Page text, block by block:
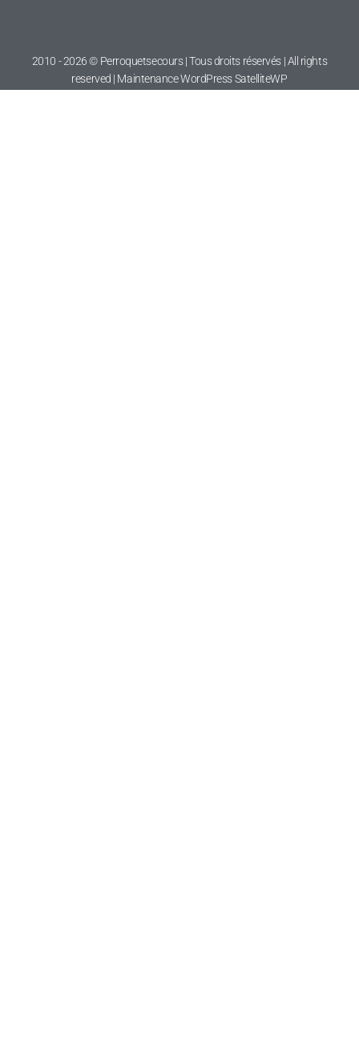
2010 - 2026 © Perroquetsecours | Tous droits réservés | All rights
reserved | Maintenance WordPressSatelliteWP